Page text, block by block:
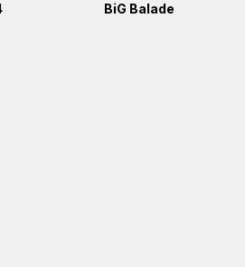
BiG Balade